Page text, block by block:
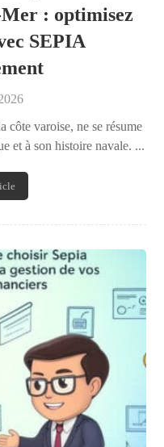
: optimisez
SEPIA
côte varoise, ne se résume
et à son histoire navale. ...